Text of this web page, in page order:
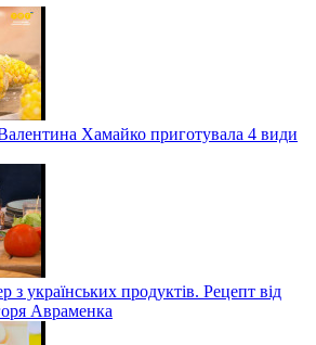
Хамайко приготувала 4 види
з українських продуктів. Рецепт від
Авраменка